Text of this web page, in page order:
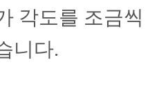
각도를 조금
니다.